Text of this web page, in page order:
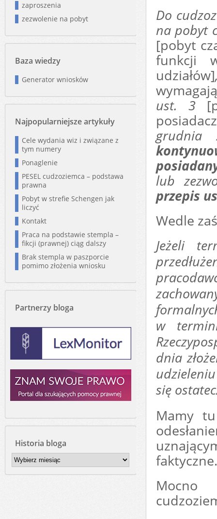
Do
na pobyt
[pobyt
funkcji
udziałów]
ust. 3
grudnia
lub
przepis
Wedle
Jeżeli
w
dnia
się
Mamy
faktyczne.
zaproszenia
zezwolenie na pobyt
Baza wiedzy
Generator wniosków
Najpopularniejsze artykuły
Cele wydania wiz i związane z
tym numery
Ponaglenie
PESEL cudzoziemca – podstawa
prawna
Pobyt w strefie Schengen jak
liczyć
Kontakt
Praca na podstawie stempla –
fikcji (prawnej) ciąg dalszy
Brak stempla w paszporcie
pomimo złożenia wniosku
Partnerzy bloga
Historia bloga
Historia
bloga